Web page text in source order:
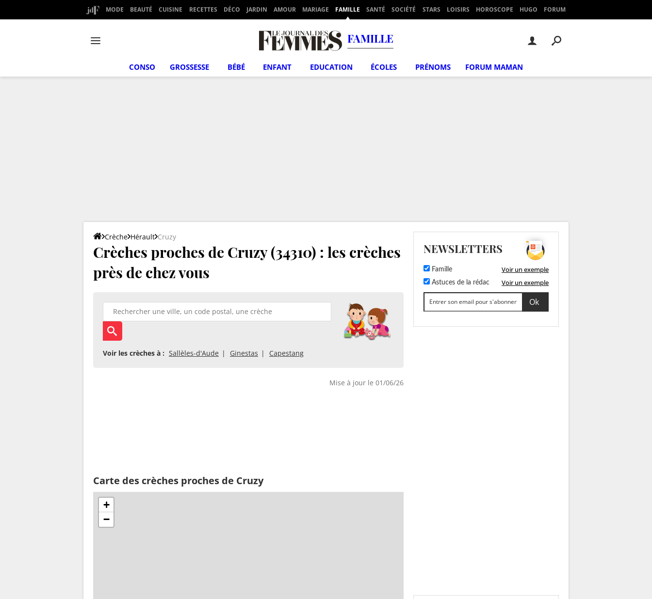
MODE BEAUTÉ CUISINE RECETTES DÉCO JARDIN AMOUR MARIAGE FAMILLE SANTÉ SOCIÉTÉ STARS LOISIRS HOROSCOPE HUGO FORUM
FAMILLE
CONSO GROSSESSE BÉBÉ ENFANT EDUCATION ÉCOLES PRÉNOMS FORUM MAMAN
Crèche Hérault Cruzy
Crèches proches de Cruzy (34310) : les crèches
près de chez vous
Voir les crèches à : Sallèles-d'Aude Ginestas Capestang
Mise à jour le 01/06/26
Carte des crèches proches de Cruzy
+
−
NEWSLETTERS
Famille Voir un exemple
Astuces de la rédac Voir un exemple